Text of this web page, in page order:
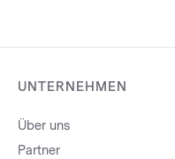
UNTERNEHMEN
Über uns
Partner